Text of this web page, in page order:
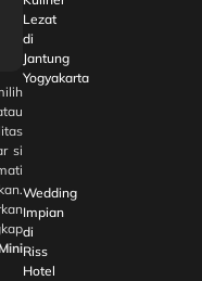
si
Mini
Lezat
di
Jantung
Yogyakarta
Wedding
Impian
di
Riss
Hotel